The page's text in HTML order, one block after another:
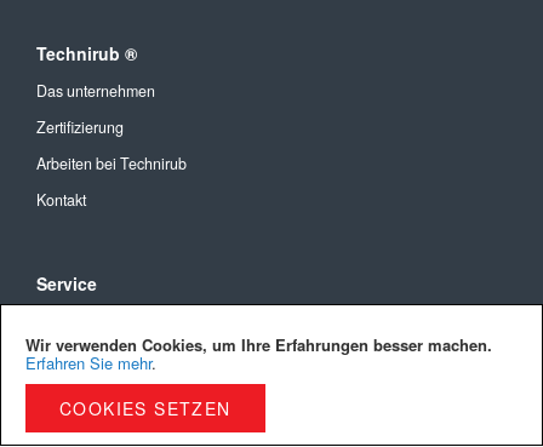
Wir verwenden Cookies, um Ihre Erfahrungen besser machen.
Erfahren Sie mehr.
COOKIES SETZEN
Technirub ®
Das unternehmen
Zertifizierung
Arbeiten bei Technirub
Kontakt
Service
Versandkosten und Lieferung
Privacy Policy